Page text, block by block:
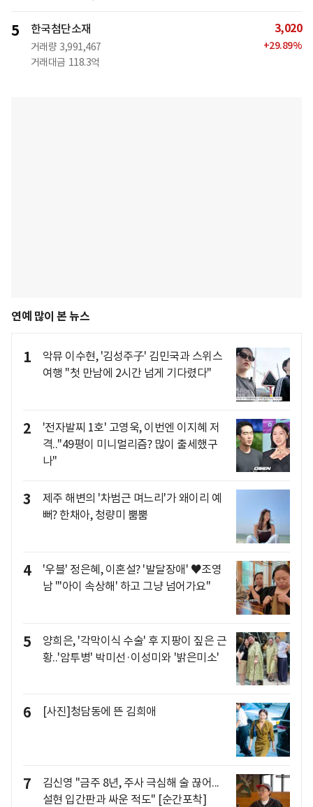
5 한국첨단소재
거래량 3,991,467
거래대금 118.3억
3,020
+29.89%
연예 많이 본 뉴스
1
악뮤 이수현, '김성주子' 김민국과 스위스
여행 "첫 만남에 2시간 넘게 기다렸다"
2
'전자발찌 1호' 고영욱, 이번엔 이지혜 저
격.."49평이 미니멀리즘? 많이 출세했구
나"
3
제주 해변의 '차범근 며느리'가 왜이리 예
뻐? 한채아, 청량미 뿜뿜
4
'우블' 정은혜, 이혼설? '발달장애' ♥조영
남 "'아이 속상해' 하고 그냥 넘어가요"
5
양희은, '각막이식 수술' 후 지팡이 짚은 근
황..'암투병' 박미선·이성미와 '밝은미소'
6 [사진]청담동에 뜬 김희애
7
김신영 "금주 8년, 주사 극심해 술 끊어...
설현 입간판과 싸운 적도" [순간포착]